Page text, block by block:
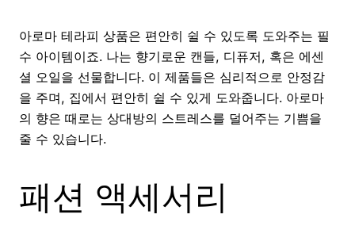
아로마 테라피 상품은 편안히 쉴 수 있도록 도와주는 필
수 아이템이죠. 나는 향기로운 캔들, 디퓨저, 혹은 에센
셜 오일을 선물합니다. 이 제품들은 심리적으로 안정감
을 주며, 집에서 편안히 쉴 수 있게 도와줍니다. 아로마
의 향은 때로는 상대방의 스트레스를 덜어주는 기쁨을
줄 수 있습니다.
패션 액세서리